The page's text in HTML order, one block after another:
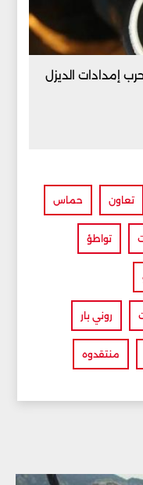
إمدادات الديزل
تعاون حماس
تواطؤ
روني بار
منتقدوه